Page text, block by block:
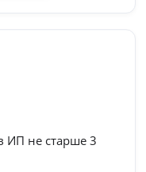
ИП не старше 3